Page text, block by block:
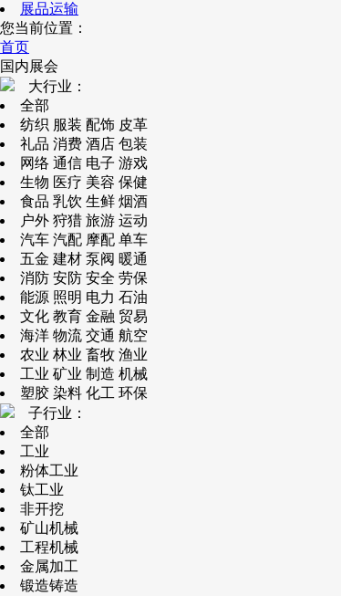
展品运输
您当前位置：
首页
国内展会
大行业：
全部
纺织 服装 配饰 皮革
礼品 消费 酒店 包装
网络 通信 电子 游戏
生物 医疗 美容 保健
食品 乳饮 生鲜 烟酒
户外 狩猎 旅游 运动
汽车 汽配 摩配 单车
五金 建材 泵阀 暖通
消防 安防 安全 劳保
能源 照明 电力 石油
文化 教育 金融 贸易
海洋 物流 交通 航空
农业 林业 畜牧 渔业
工业 矿业 制造 机械
塑胶 染料 化工 环保
子行业：
全部
工业
粉体工业
钛工业
非开挖
矿山机械
工程机械
金属加工
锻造铸造